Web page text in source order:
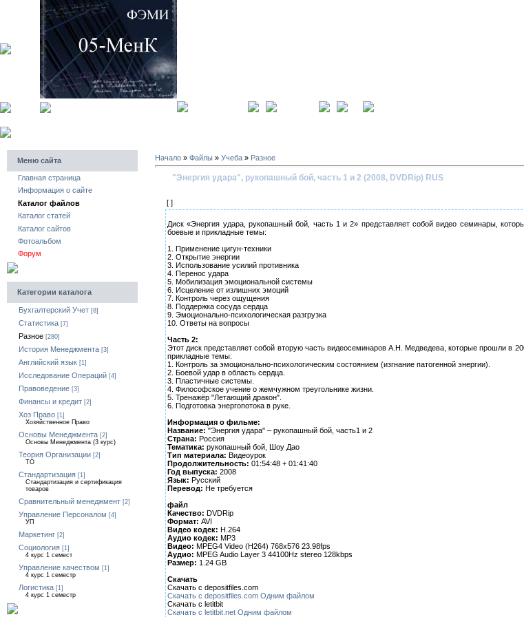
Меню сайта
Главная страница
Информация о сайте
Каталог файлов
Каталог статей
Каталог сайтов
Фотоальбом
Форум
Категории каталога
Бухгалтерский Учет [8]
Статистика [7]
Разное [280]
История Менеджмента [3]
Английский язык [1]
Исследование Операций [4]
Правоведение [3]
Финансы и кредит [2]
Хоз Право [1]
Хозяйственное Право
Основы Менеджмента [2]
Основы Менеджмента (3 курс)
Теория Организации [2]
ТО
Стандартизация [1]
Стандартизация и сертификация
товаров
Сравнительный менеджмент [2]
Управление Персоналом [4]
УП
Маркетинг [2]
Социология [1]
4 курс 1 семест
Управление качеством [1]
4 курс 1 семестр
Логистика [1]
4 курс 1 семестр
Начало » Файлы » Учеба » Разное
"Энергия удара", рукопашный бой, часть 1 и 2 (2008, DVDRip) RUS
[ ]
Диск «Энергия удара, рукопашный бой, часть 1 и 2» представляет собой видео семинары,
боевые и прикладные темы:
1. Применение цигун-техники
2. Открытие энергии
3. Использование усилий противника
4. Перенос удара
5. Мобилизация эмоциональной системы
6. Исцеление от излишних эмоций
7. Контроль через ощущения
8. Поддержка сосуда сердца
9. Эмоционально-психологическая разгрузка
10. Ответы на вопросы
Часть 2:
Этот диск представляет собой вторую часть видеосеминаров А.Н. Медведева, которые прошли в
прикладные темы:
1. Контроль за эмоционально-психологическим состоянием (изгнание патогенной энергии).
2. Боевой удар в область сердца.
3. Пластичные системы.
4. Философское учение о жемчужном треугольнике жизни.
5. Тренажёр "Летающий дракон".
6. Подготовка энергопотока в руке.
Информация о фильме:
Название: "Энергия удара" – рукопашный бой, часть1 и 2
Страна: Россия
Тематика: рукопашный бой, Шоу Дао
Тип материала: Видеоурок
Продолжительность: 01:54:48 + 01:41:40
Год выпуска: 2008
Язык: Русский
Перевод: Не требуется
файл
Качество: DVDRip
Формат: AVI
Видео кодек: H.264
Аудио кодек: MP3
Видео: MPEG4 Video (H264) 768x576 23.98fps
Аудио: MPEG Audio Layer 3 44100Hz stereo 128kbps
Размер: 1.24 GB
Скачать
Скачать с depositfiles.com
Скачать с depositfiles.com Одним файлом
Скачать с letitbit
Скачать с letitbit.net Одним файлом